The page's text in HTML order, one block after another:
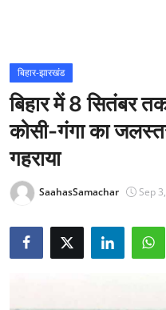
राज्य
अंतराष्ट्रीय
खेल
Epaper
धर्म
बिहार-झारखंड
बिहार में 8 सितंबर
कोसी-गंगा का
गहराया
SaahasSamachar Sep